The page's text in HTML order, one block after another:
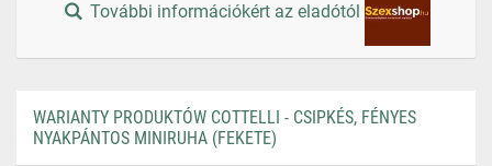
További információkért az eladótól
WARIANTY PRODUKTÓW COTTELLI - CSIPKÉS, FÉNYES
NYAKPÁNTOS MINIRUHA (FEKETE)